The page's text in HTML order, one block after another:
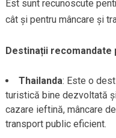
Est sunt recunoscute
cât și pentru mâncare și
Destinații recomandate
Thailanda: Este o
turistică bine dezvoltată
cazare ieftină, mâncare
transport public eficient.